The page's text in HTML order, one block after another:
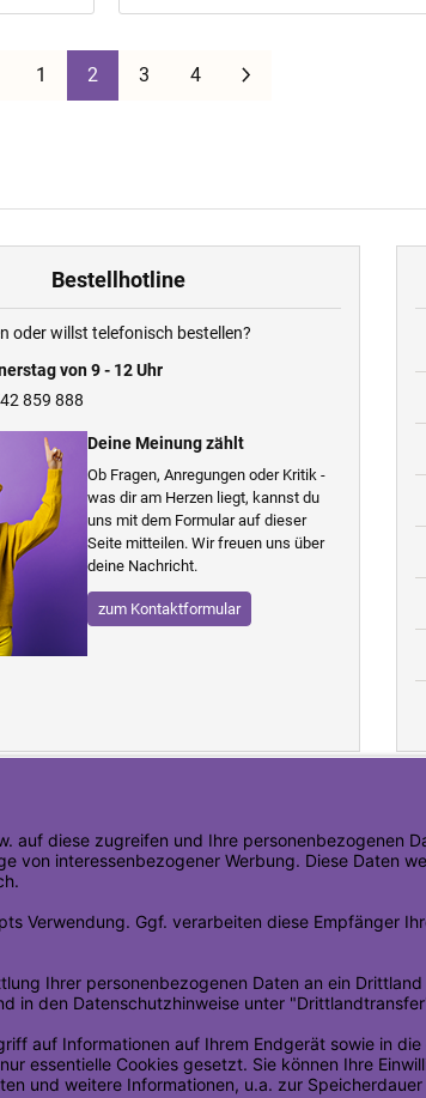
1 2 3 4
Bestellhotline
oder willst telefonisch bestellen?
von 9 - 12 Uhr
859 888
Deine Meinung zählt
Ob Fragen, Anregungen oder Kritik -
was dir am Herzen liegt, kannst du
uns mit dem Formular auf dieser
Seite mitteilen. Wir freuen uns über
deine Nachricht.
zum Kontaktformular
Deutschland
4,50 €
12,90 €